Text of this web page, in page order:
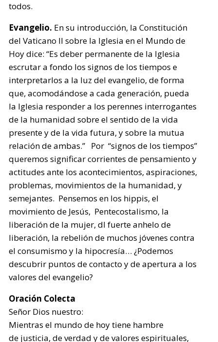
todos.
Evangelio. En su introducción, la Constitución
del Vaticano II sobre la Iglesia en el Mundo de
Hoy dice: “Es deber permanente de la Iglesia
escrutar a fondo los signos de los tiempos e
interpretarlos a la luz del evangelio, de forma
que, acomodándose a cada generación, pueda
la Iglesia responder a los perennes interrogantes
de la humanidad sobre el sentido de la vida
presente y de la vida futura, y sobre la mutua
relación de ambas.” Por “signos de los tiempos”
queremos significar corrientes de pensamiento y
actitudes ante los acontecimientos, aspiraciones,
problemas, movimientos de la humanidad, y
semejantes. Pensemos en los hippis, el
movimiento de Jesús, Pentecostalismo, la
liberación de la mujer, dl fuerte anhelo de
liberación, la rebelión de muchos jóvenes contra
el consumismo y la hipocresía… ¿Podemos
descubrir puntos de contacto y de apertura a los
valores del evangelio?
Oración Colecta
Señor Dios nuestro:
Mientras el mundo de hoy tiene hambre
de justicia, de verdad y de valores espirituales,